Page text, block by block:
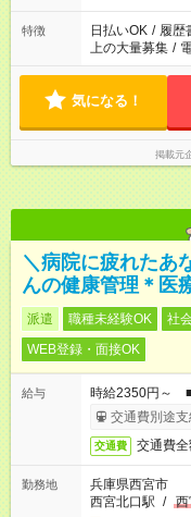
特徴 日払いOK / 履歴
上の大量募集 /
気になる！
掲載元
＼病院に疲れたあ
んの健康管理＊医
派遣 職種未経験OK 社
WEB登録・面接OK
給与
時給2350円～
交通費別途支
交通費 交通費
勤務地
兵庫県西宮市
西宮北口駅 /